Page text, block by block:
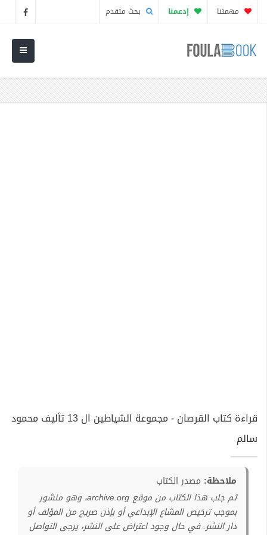
مهمتنا إدعمنا بحث متقدم
قراءة كتاب القرصان - مجموعة الشياطين ال 13 تأليف محمود
سالم
ملاحظة: مصدر الكتاب
تم جلب هذا الكتاب من موقع archive.org، وهو منشور
بموجب ترخيص المشاع الإبداعي أو بإذن صريح من المؤلف أو
دار النشر. في حال وجود اعتراض على النشر، يرجى التواصل